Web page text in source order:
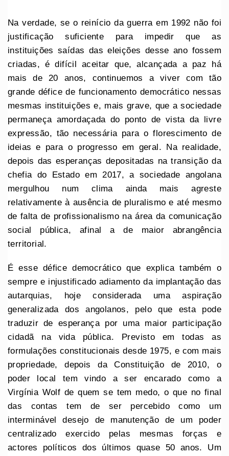
Na verdade, se o reinício da guerra em 1992 não foi
justificação suficiente para impedir que as
instituições saídas das eleições desse ano fossem
criadas, é difícil aceitar que, alcançada a paz há
mais de 20 anos, continuemos a viver com tão
grande défice de funcionamento democrático nessas
mesmas instituições e, mais grave, que a sociedade
permaneça amordaçada do ponto de vista da livre
expressão, tão necessária para o florescimento de
ideias e para o progresso em geral. Na realidade,
depois das esperanças depositadas na transição da
chefia do Estado em 2017, a sociedade angolana
mergulhou num clima ainda mais agreste
relativamente à ausência de pluralismo e até mesmo
de falta de profissionalismo na área da comunicação
social pública, afinal a de maior abrangência
territorial.
É esse défice democrático que explica também o
sempre e injustificado adiamento da implantação das
autarquias, hoje considerada uma aspiração
generalizada dos angolanos, pelo que esta pode
traduzir de esperança por uma maior participação
cidadã na vida pública. Previsto em todas as
formulações constitucionais desde 1975, e com mais
propriedade, depois da Constituição de 2010, o
poder local tem vindo a ser encarado como a
Virgínia Wolf de quem se tem medo, o que no final
das contas tem de ser percebido como um
interminável desejo de manutenção de um poder
centralizado exercido pelas mesmas forças e
actores políticos dos últimos quase 50 anos. Um